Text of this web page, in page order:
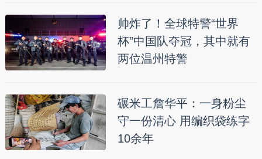
帅炸了！全球特警“世界
杯”中国队夺冠，其中就有
两位温州特警
碾米工詹华平：一身粉尘
守一份清心 用编织袋练字
10余年